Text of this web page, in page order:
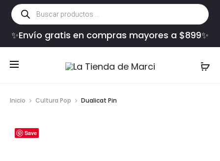
Búsqueda
de
productos
✨Envío gratis en compras mayores a $899✨
Inicio Cultura Pop Dualicat Pin
Save